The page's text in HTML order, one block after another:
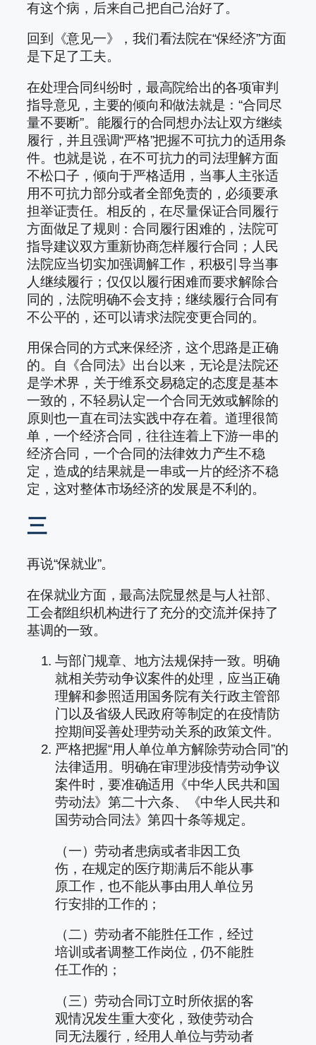
有这个病，后来自己把自己治好了。
回到《意见一》，我们看法院在“保经济”方面
是下足了工夫。
在处理合同纠纷时，最高院给出的各项审判
指导意见，主要的倾向和做法就是：“合同尽
量不要断”。能履行的合同想办法让双方继续
履行，并且强调“严格”把握不可抗力的适用条
件。也就是说，在不可抗力的司法理解方面
不松口子，倾向于严格适用，当事人主张适
用不可抗力部分或者全部免责的，必须要承
担举证责任。相反的，在尽量保证合同履行
方面做足了规则：合同履行困难的，法院可
指导建议双方重新协商怎样履行合同；人民
法院应当切实加强调解工作，积极引导当事
人继续履行；仅仅以履行困难而要求解除合
同的，法院明确不会支持；继续履行合同有
不公平的，还可以请求法院变更合同的。
用保合同的方式来保经济，这个思路是正确
的。自《合同法》出台以来，无论是法院还
是学术界，关于维系交易稳定的态度是基本
一致的，不轻易认定一个合同无效或解除的
原则也一直在司法实践中存在着。道理很简
单，一个经济合同，往往连着上下游一串的
经济合同，一个合同的法律效力产生不稳
定，造成的结果就是一串或一片的经济不稳
定，这对整体市场经济的发展是不利的。
三
再说“保就业”。
在保就业方面，最高法院显然是与人社部、
工会都组织机构进行了充分的交流并保持了
基调的一致。
与部门规章、地方法规保持一致。明确
就相关劳动争议案件的处理，应当正确
理解和参照适用国务院有关行政主管部
门以及省级人民政府等制定的在疫情防
控期间妥善处理劳动关系的政策文件。
严格把握“用人单位单方解除劳动合同”的
法律适用。明确在审理涉疫情劳动争议
案件时，要准确适用《中华人民共和国
劳动法》第二十六条、《中华人民共和
国劳动合同法》第四十条等规定。
（一）劳动者患病或者非因工负
伤，在规定的医疗期满后不能从事
原工作，也不能从事由用人单位另
行安排的工作的；
（二）劳动者不能胜任工作，经过
培训或者调整工作岗位，仍不能胜
任工作的；
（三）劳动合同订立时所依据的客
观情况发生重大变化，致使劳动合
同无法履行，经用人单位与劳动者